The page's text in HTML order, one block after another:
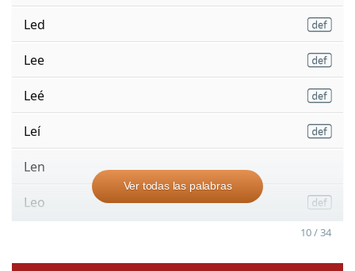
Led
Lee
Leé
Leí
Len
Leo
Ver todas las palabras
10 / 34